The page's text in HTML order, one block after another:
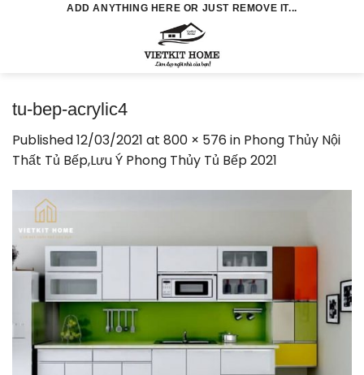
ADD ANYTHING HERE OR JUST REMOVE IT...
tu-bep-acrylic4
Published12/03/2021 at 800 × 576 in Phong Thủy Nội
Thất Tủ Bếp,Lưu Ý Phong Thủy Tủ Bếp 2021